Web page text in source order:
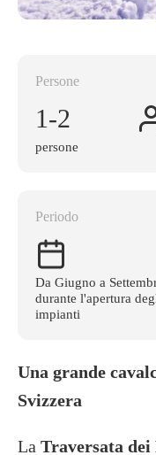
Persone
1-2
persone
Periodo
Da Giugno a
durante l'apertura
impianti
Una grande
Svizzera
La Traversata